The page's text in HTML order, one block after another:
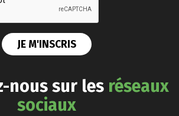
nous sur les réseaux
sociaux